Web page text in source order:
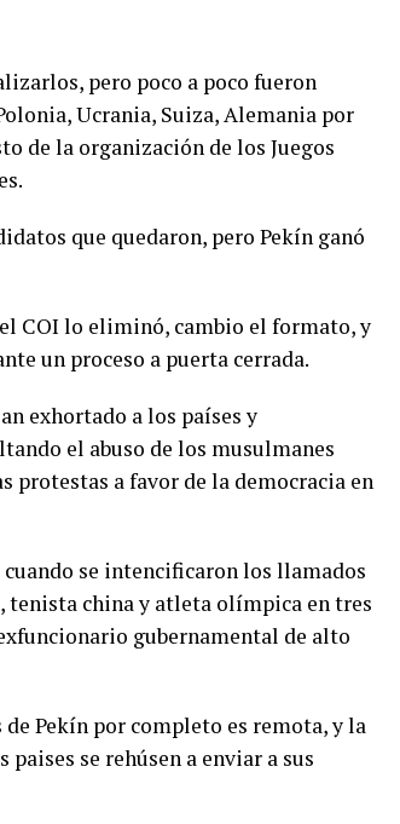
pero poco a poco fueron
Ucrania, Suiza, Alemania por
de la organización de los Juegos
que quedaron, pero Pekín ganó
COI lo eliminó, cambio el formato, y
un proceso a puerta cerrada.
exhortado a los países y
el abuso de los musulmanes
protestas a favor de la democracia en
se intencificaron los llamados
tenista china y atleta olímpica en tres
gubernamental de alto
Pekín por completo es remota, y la
se rehúsen a enviar a sus